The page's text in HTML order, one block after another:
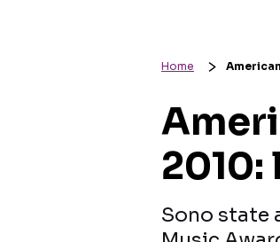
Home
Sono state